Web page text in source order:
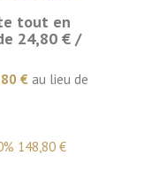
tout en
24,80 € /
€ au lieu de
148,80 €